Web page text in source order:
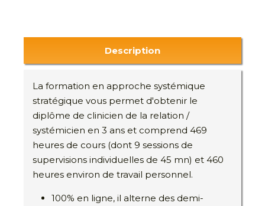
Description
La formation en approche systémique
stratégique vous permet d'obtenir le
diplôme de clinicien de la relation /
systémicien en 3 ans et comprend 469
heures de cours (dont 9 sessions de
supervisions individuelles de 45 mn) et 460
heures environ de travail personnel.
100% en ligne, il alterne des demi-